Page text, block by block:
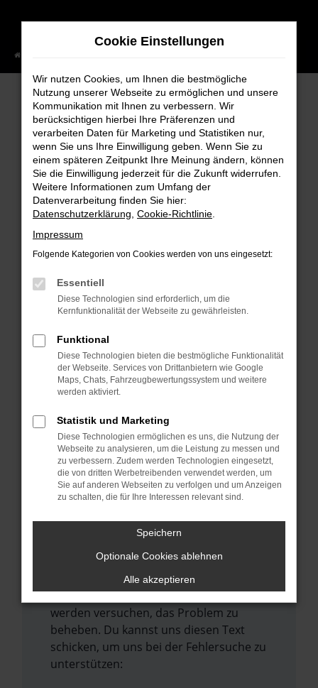
Zum
springen
FEHLER: NETWORK ERROR
Beim Laden ist ein Fehler aufgetreten.
Hier sind ein paar Tipps, die dir helfen können:
Überprüfe deine Firewall und deine
Internetverbindung.
Laden andere Webseiten, zum Beispiel
deine Suchmaschine?
Manche Erweiterungen, wie Werbeblocker,
können das Laden bestimmter Seiten
anderen Browser oder in einem privaten
Fenster?
Starte dein Gerät neu.
Das kann manchmal helfen,
vorübergehende Probleme zu beheben.
Stelle sicher, dass dein Browser und dein
Betriebssystem auf dem neuesten Stand
sind.
Veraltete Software birgt nicht nur ein
Sicherheitsrisiko, sondern kann auch dazu
führen, dass bestimmte Funktionen nicht
mehr unterstützt werden.
Wende dich an den Webseitenbetreiber.
Wenn du alle oben genannten Schritte
versucht hast, kontaktiere uns bitte. Wir
werden versuchen, das Problem zu
beheben. Du kannst uns diesen Text
schicken, um uns bei der Fehlersuche zu
unterstützen:
Cookie Einstellungen
Wir nutzen Cookies, um Ihnen die bestmögliche
Nutzung unserer Webseite zu ermöglichen und unsere
Kommunikation mit Ihnen zu verbessern. Wir
berücksichtigen hierbei Ihre Präferenzen und
verarbeiten Daten für Marketing und Statistiken nur,
wenn Sie uns Ihre Einwilligung geben. Wenn Sie zu
einem späteren Zeitpunkt Ihre Meinung ändern, können
Sie die Einwilligung jederzeit für die Zukunft widerrufen.
Weitere Informationen zum Umfang der
Datenverarbeitung finden Sie hier:
Datenschutzerklärung Cookie-Richtlinie
Impressum
Folgende Kategorien von Cookies werden von uns eingesetzt:
Essentiell
Diese Technologien sind erforderlich, um die
Kernfunktionalität der Webseite zu gewährleisten.
Funktional
Diese Technologien bieten die bestmögliche Funktionalität
der Webseite. Services von Drittanbietern wie Google
Maps, Chats, Fahrzeugbewertungssystem und weitere
werden aktiviert.
Statistik und Marketing
Diese Technologien ermöglichen es uns, die Nutzung der
Webseite zu analysieren, um die Leistung zu messen und
zu verbessern. Zudem werden Technologien eingesetzt,
die von dritten Werbetreibenden verwendet werden, um
Sie auf anderen Webseiten zu verfolgen und um Anzeigen
zu schalten, die für Ihre Interessen relevant sind.
Speichern
Optionale Cookies ablehnen
Alle akzeptieren